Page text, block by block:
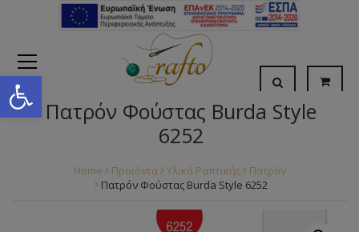
Open toolbar
Πατρόν Φούστας Burda Style
6252
Home Προϊόντα Υλικά Ραπτικής
Πατρόν
Πατρόν Φούστας Burda Style 6252